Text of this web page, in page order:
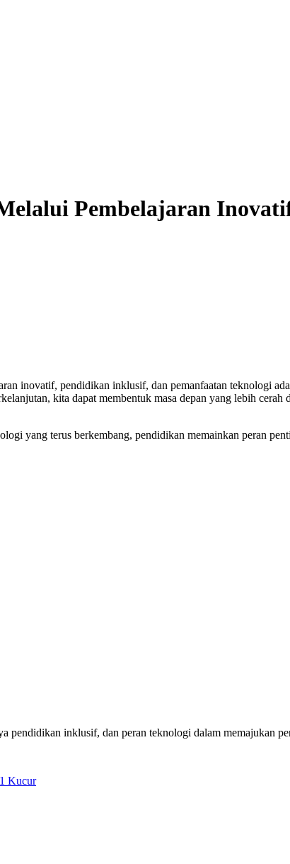
Pembelajaran
inovatif, pendidikan inklusif, dan pemanfaatan teknologi
kita dapat membentuk masa depan yang lebih cerah
yang terus berkembang, pendidikan memainkan peran
pendidikan inklusif, dan peran teknologi dalam memajukan
Kucur